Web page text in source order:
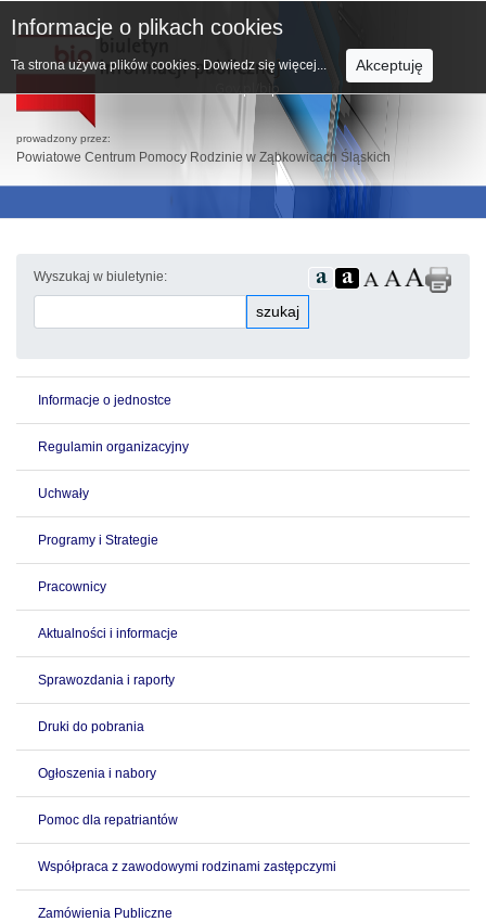
prowadzony przez:
Powiatowe Centrum Pomocy Rodzinie w Ząbkowicach Śląskich
Wyszukaj w biuletynie:
szukaj
Informacje o jednostce
Regulamin organizacyjny
Uchwały
Programy i Strategie
Pracownicy
Aktualności i informacje
Sprawozdania i raporty
Druki do pobrania
Ogłoszenia i nabory
Pomoc dla repatriantów
Współpraca z zawodowymi rodzinami zastępczymi
Zamówienia Publiczne
Informacje o plikach cookies
Ta strona używa plików cookies. Dowiedz się więcej... Akceptuję